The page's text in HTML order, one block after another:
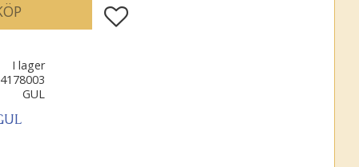
Lägg till i favoriter
I lager
GUL